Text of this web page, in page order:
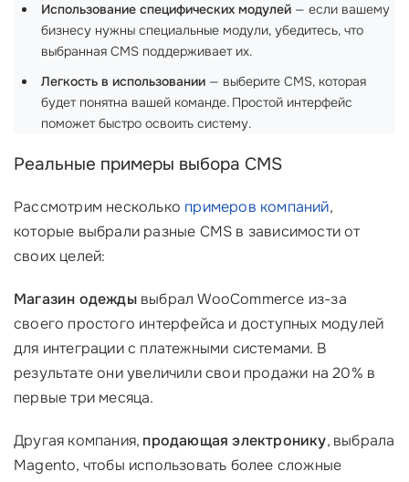
Использование специфических модулей — если вашему
бизнесу нужны специальные модули, убедитесь, что
выбранная CMS поддерживает их.
Легкость в использовании — выберите CMS, которая
будет понятна вашей команде. Простой интерфейс
поможет быстро освоить систему.
Реальные примеры выбора CMS
Рассмотрим несколько примеров компаний,
которые выбрали разные CMS в зависимости от
своих целей:
Магазин одеждывыбрал WooCommerce из-за
своего простого интерфейса и доступных модулей
для интеграции с платежными системами. В
результате они увеличили свои продажи на 20% в
первые три месяца.
Другая компания, продающая электронику, выбрала
Magento, чтобы использовать более сложные